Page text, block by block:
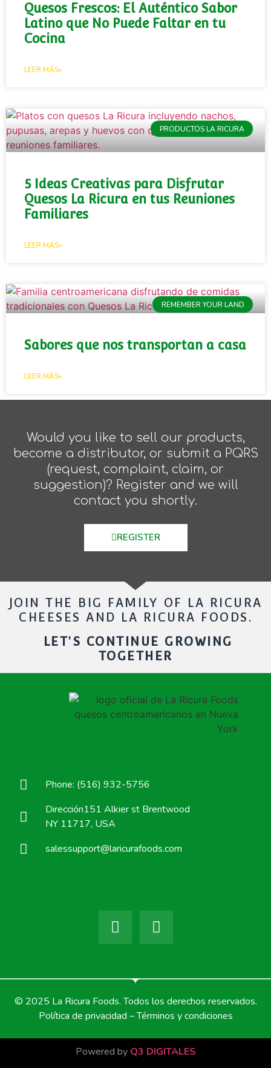
Quesos Frescos: El Auténtico Sabor
Latino que No Puede Faltar en tu
Cocina
LEER MÁS»
PRODUCTOS LA RICURA
5 Ideas Creativas para Disfrutar
Quesos La Ricura en tus Reuniones
Familiares
LEER MÁS»
REMEMBER YOUR LAND
Sabores que nos transportan a casa
LEER MÁS»
Would you like to sell our products,
become a distributor, or submit a PQRS
(request, complaint, claim, or
suggestion)? Register and we will
contact you shortly.
REGISTER
JOIN THE BIG FAMILY OF LA RICURA
CHEESES AND LA RICURA FOODS.
LET'S CONTINUE GROWING
TOGETHER
Phone: (516) 932-5756
Dirección151 Alkier st Brentwood
NY 11717, USA
salessupport@laricurafoods.com
© 2025 La Ricura Foods. Todos los derechos reservados.
Política de privacidad – Términos y condiciones
Powered by Q3 DIGITALES